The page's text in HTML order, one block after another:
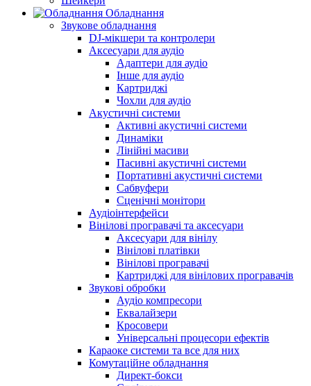
Обладнання
Звукове обладнання
DJ-мікшери та контролери
Аксесуари для аудіо
Адаптери для аудіо
Інше для аудіо
Картриджі
Чохли для аудіо
Акустичні системи
Активні акустичні системи
Динаміки
Лінійні масиви
Пасивні акустичні системи
Портативні акустичні системи
Сабвуфери
Сценічні монітори
Аудіоінтерфейси
Вінілові програвачі та аксесуари
Аксесуари для вінілу
Вінілові платівки
Вінілові програвачі
Картриджі для вінілових програвачів
Звукові обробки
Аудіо компресори
Еквалайзери
Кросовери
Універсальні процесори ефектів
Караоке системи та все для них
Комутаційне обладнання
Директ-бокси